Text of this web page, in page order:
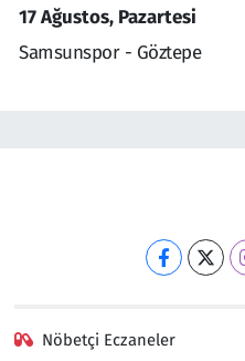
17 Ağustos, Pazartesi
Samsunspor - Göztepe
Nöbetçi Eczaneler